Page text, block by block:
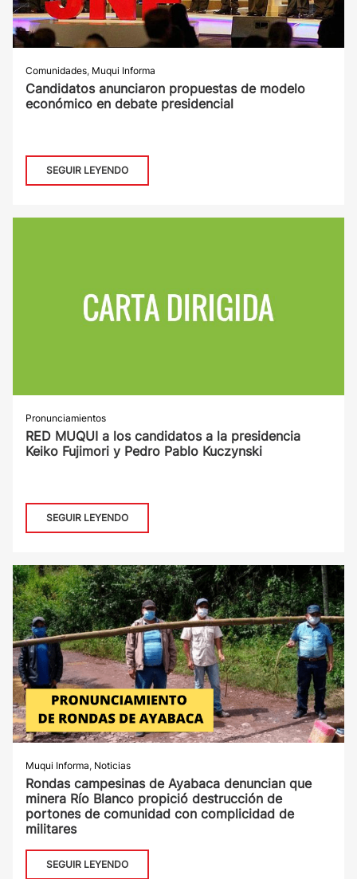
Comunidades, Muqui Informa
Candidatos anunciaron propuestas de modelo
económico en debate presidencial
SEGUIR LEYENDO
Pronunciamientos
RED MUQUI a los candidatos a la presidencia
Keiko Fujimori y Pedro Pablo Kuczynski
SEGUIR LEYENDO
Muqui Informa, Noticias
Rondas campesinas de Ayabaca denuncian que
minera Río Blanco propició destrucción de
portones de comunidad con complicidad de
militares
SEGUIR LEYENDO